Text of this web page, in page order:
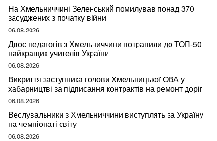
На Хмельниччині Зеленський помилував понад 370
засуджених з початку війни
06.08.2026
Двоє педагогів з Хмельниччини потрапили до ТОП-50
найкращих учителів України
06.08.2026
Викриття заступника голови Хмельницької ОВА у
хабарництві за підписання контрактів на ремонт доріг
06.08.2026
Веслувальники з Хмельниччини виступлять за Україну
на чемпіонаті світу
06.08.2026